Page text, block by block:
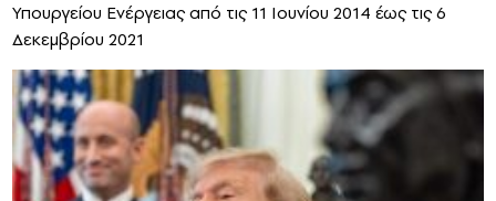
Υπουργείου Ενέργειας από τις 11 Ιουνίου 2014 έως τις 6
Δεκεμβρίου 2021